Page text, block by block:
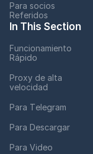
Para socios
Referidos
In This Section
Funcionamiento
Rápido
Proxy de alta
velocidad
Para Telegram
Para Descargar
Para Video